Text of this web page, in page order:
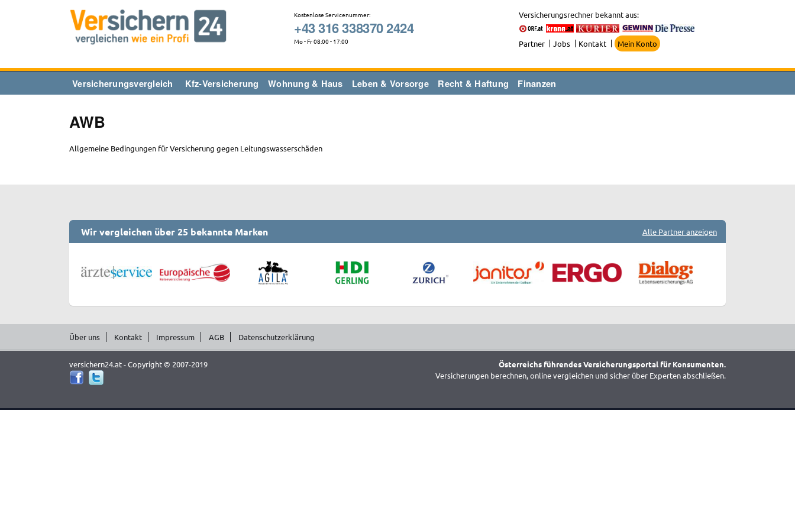
Kostenlose Servicenummer:
+43 316 338370 2424
Mo - Fr 08:00 - 17:00
Versicherungsrechner bekannt aus:
Partner Jobs Kontakt Mein Konto
Versicherungsvergleich Kfz-Versicherung Wohnung & Haus Leben & Vorsorge Recht & Haftung Finanzen
AWB
Allgemeine Bedingungen für Versicherung gegen Leitungswasserschäden
Wir vergleichen über 25 bekannte Marken Alle Partner anzeigen
Über uns Kontakt Impressum AGB Datenschutzerklärung
versichern24.at - Copyright © 2007-2019
Österreichs führendes Versicherungsportal für Konsumenten.
Versicherungen berechnen, online vergleichen und sicher über Experten abschließen.